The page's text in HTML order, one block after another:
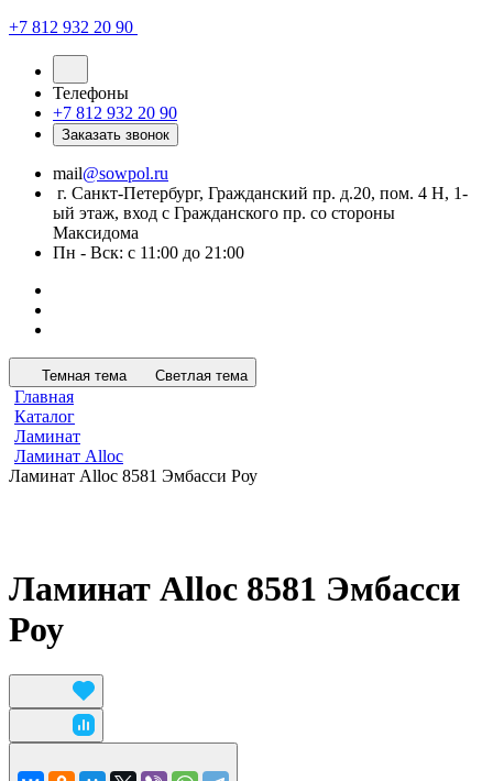
+7 812 932 20 90
Телефоны
+7 812 932 20 90
Заказать звонок
mail@sowpol.ru
г. Санкт-Петербург, Гражданский пр. д.20, пом. 4 Н, 1-
ый этаж, вход с Гражданского пр. со стороны
Максидома
Пн - Вск: с 11:00 до 21:00
Темная тема Светлая тема
Главная
Каталог
Ламинат
Ламинат Alloc
Ламинат Alloc 8581 Эмбасси Роу
Ламинат Alloc 8581 Эмбасси
Роу